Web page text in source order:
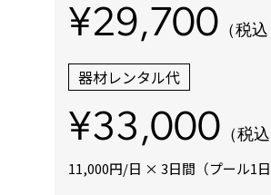
¥29,700 （税込
器材レンタル代
¥33,000 （税込
11,000円/日 × 3日間（プール1日